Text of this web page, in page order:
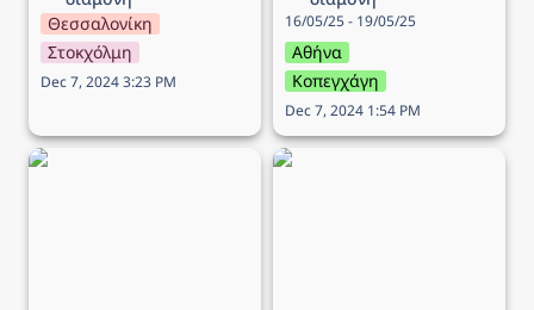
Θεσσαλονίκη
Στοκχόλμη
Dec 7, 2024 3:23 PM
16/05/25 - 19/05/25
Αθήνα
Κοπεγχάγη
Dec 7, 2024 1:54 PM
Ταξίδι στo Ίνσμπρουκ →
Ταξίδι στο Δουβλίνο → 5